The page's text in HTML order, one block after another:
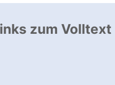
zum Volltext
öffnet neues